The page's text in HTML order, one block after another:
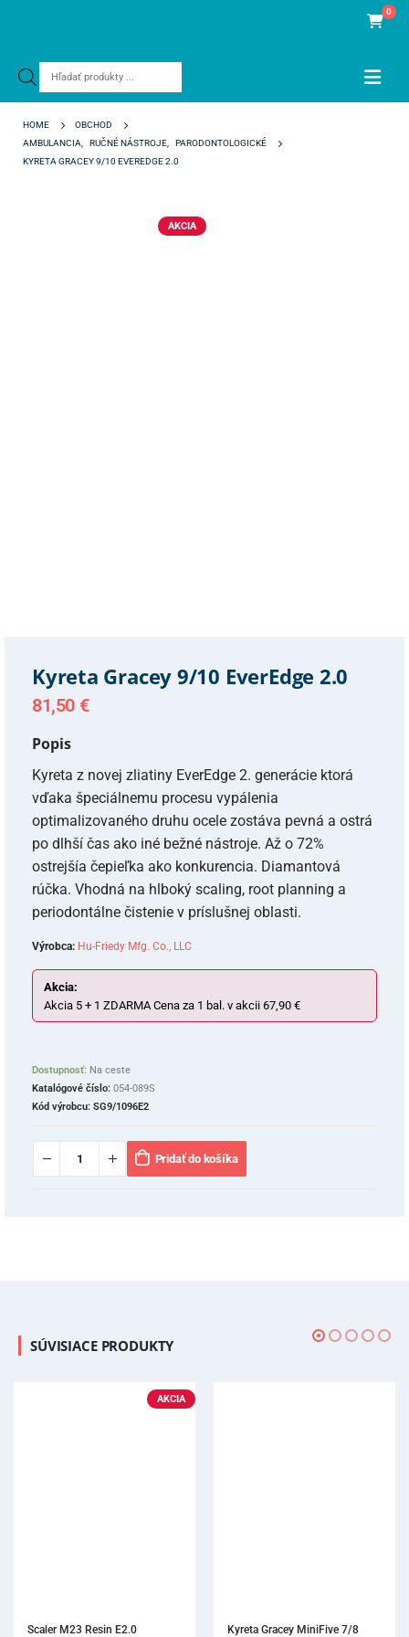
Products
0
HOME
OBCHOD
AMBULANCIA
RUČNÉ NÁSTROJE
PARODONTOLOGICKÉ
KYRETA GRACEY 9/10 EVEREDGE 2.0
AKCIA
Kyreta Gracey 9/10 EverEdge 2.0
81,50 €
Popis
Kyreta z novej zliatiny EverEdge 2. generácie ktorá
vďaka špeciálnemu procesu vypálenia
optimalizovaného druhu ocele zostáva pevná a ostrá
po dlhší čas ako iné bežné nástroje. Až o 72%
ostrejšía čepieľka ako konkurencia. Diamantová
rúčka. Vhodná na hlboký scaling, root planning a
periodontálne čistenie v príslušnej oblasti.
Výrobca: Hu-Friedy Mfg. Co., LLC
Akcia:
Akcia 5 + 1 ZDARMA Cena za 1 bal. v akcii 67,90 €
Dostupnosť: Na ceste
Katalógové číslo: 054-089S
Kód výrobcu: SG9/1096E2
Pridať do košíka
SÚVISIACE PRODUKTY
Kyreta Gracey MiniFive 7/8